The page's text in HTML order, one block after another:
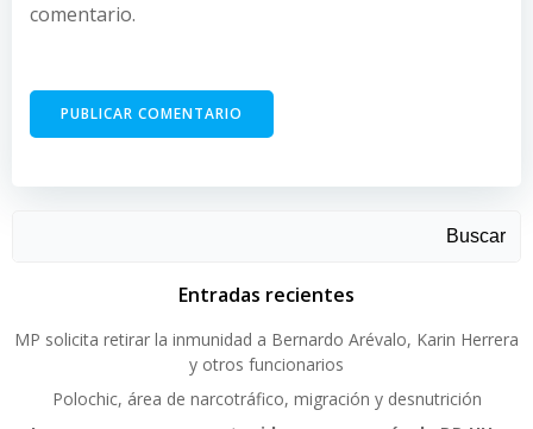
comentario.
Buscar
Entradas recientes
MP solicita retirar la inmunidad a Bernardo Arévalo, Karin Herrera
y otros funcionarios
Polochic, área de narcotráfico, migración y desnutrición